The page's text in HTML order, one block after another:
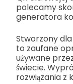
polecamy
generatora
Stworzony
to zaufane
używane
świecie.
rozwiązania z